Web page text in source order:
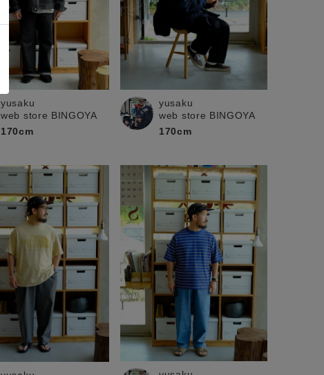
yusaku
web store BINGOYA
170cm
yusaku
web store BINGOYA
170cm